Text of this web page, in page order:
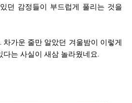
던 감정들이 부드럽게 풀리는 것을
가운 줄만 알았던 겨울밤이 이렇게
는 사실이 새삼 놀라웠네요.